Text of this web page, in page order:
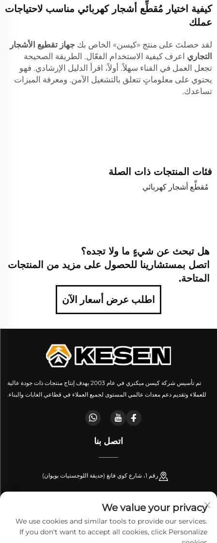
كيفية اختيار مُقطِّع أشجار كهربائي مناسب لاحتياجات
عملك
لقد حصلتَ على منتج «كيسن» الخاص بك جهاز تقطيع الأشجار
التجاري اعرف كيفية الاستخدام الفعّال. الطريقة الصحيحة
تجعل العمل في الفناء سهلاً. أولاً، اقرأ الدليل الإرشادي. فهو
يحتوي على معلوماتٍ تتعلق بالتشغيل الآمن. ومعرفة الميزات
تساعدك.
فئات المنتجات ذات الصلة
مُقطِّع أشجار كهربائي
هل تبحث عن شيءٍ ما ولا تجده؟
اتصل بمستشارينا للحصول على مزيد من المنتجات
المتاحة.
اطلب عرض أسعار الآن
تم تأسيس شركة كيسن ميكنري في عام 2003 بهدف إنتاج منتجات ذات جودة عالية
للعملاء وتقديم دعم معدات عالمي المستوى لجميع العملاء في قطاعي الغابات والبناء.
اتصل بنا
رقم 1، شارع كوي فانغ (حديقة اللوجستيات بويوان)
We value your privacy
We use cookies and similar tools to provide our services.
If you don't want to accept all cookies, click Personalize